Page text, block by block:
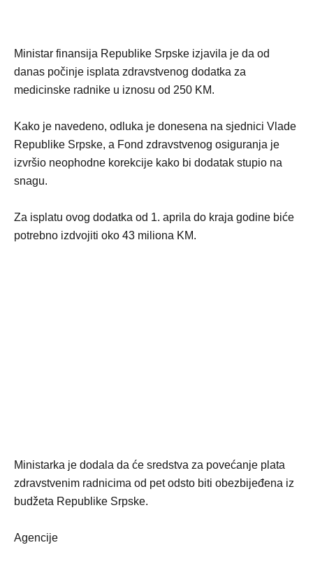
Ministar finansija Republike Srpske izjavila je da od
danas počinje isplata zdravstvenog dodatka za
medicinske radnike u iznosu od 250 KM.
Kako je navedeno, odluka je donesena na sjednici Vlade
Republike Srpske, a Fond zdravstvenog osiguranja je
izvršio neophodne korekcije kako bi dodatak stupio na
snagu.
Za isplatu ovog dodatka od 1. aprila do kraja godine biće
potrebno izdvojiti oko 43 miliona KM.
Ministarka je dodala da će sredstva za povećanje plata
zdravstvenim radnicima od pet odsto biti obezbijeđena iz
budžeta Republike Srpske.
Agencije